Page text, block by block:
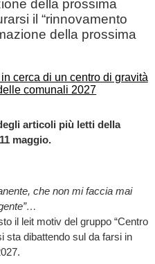
della prossima
il “rinnovamento
della prossima
articoli più letti della
maggio.
che non mi faccia mai
il leit motiv del gruppo “Centro
sta dibattendo sul da farsi in